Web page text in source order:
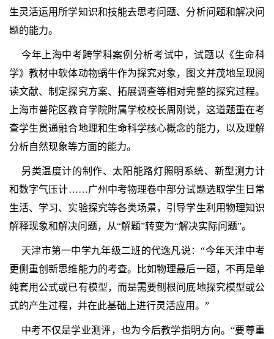
生灵活运用所学知识和技能去思考问题、分析问题和解决问
题的能力。
今年上海中考跨学科案例分析考试中，试题以《生命科
学》教材中软体动物蜗牛作为探究对象，图文并茂地呈现阅
读文献、制定探究方案、拓展调查等相对完整的探究过程。
上海市普陀区教育学院附属学校校长周刚说，这道题重在考
查学生贯通融合地理和生命科学核心概念的能力，以及理解
分析自然现象等方面的能力。
另类温度计的制作、太阳能路灯照明系统、新型测力计
和数字气压计……广州中考物理卷中部分试题选取学生日常
生活、学习、实验探究等各类场景，引导学生利用物理知识
解释现象和解决问题，从“解题”转变为“解决实际问题”。
天津市第一中学九年级二班的代逸凡说：“今年天津中考
更侧重创新思维能力的考查。比如物理最后一题，不再是单
纯套用公式或已有模型，而是需要刨根问底地探究模型或公
式的产生过程，并在此基础上进行灵活应用。”
中考不仅是学业测评，也为今后教学指明方向。“要尊重